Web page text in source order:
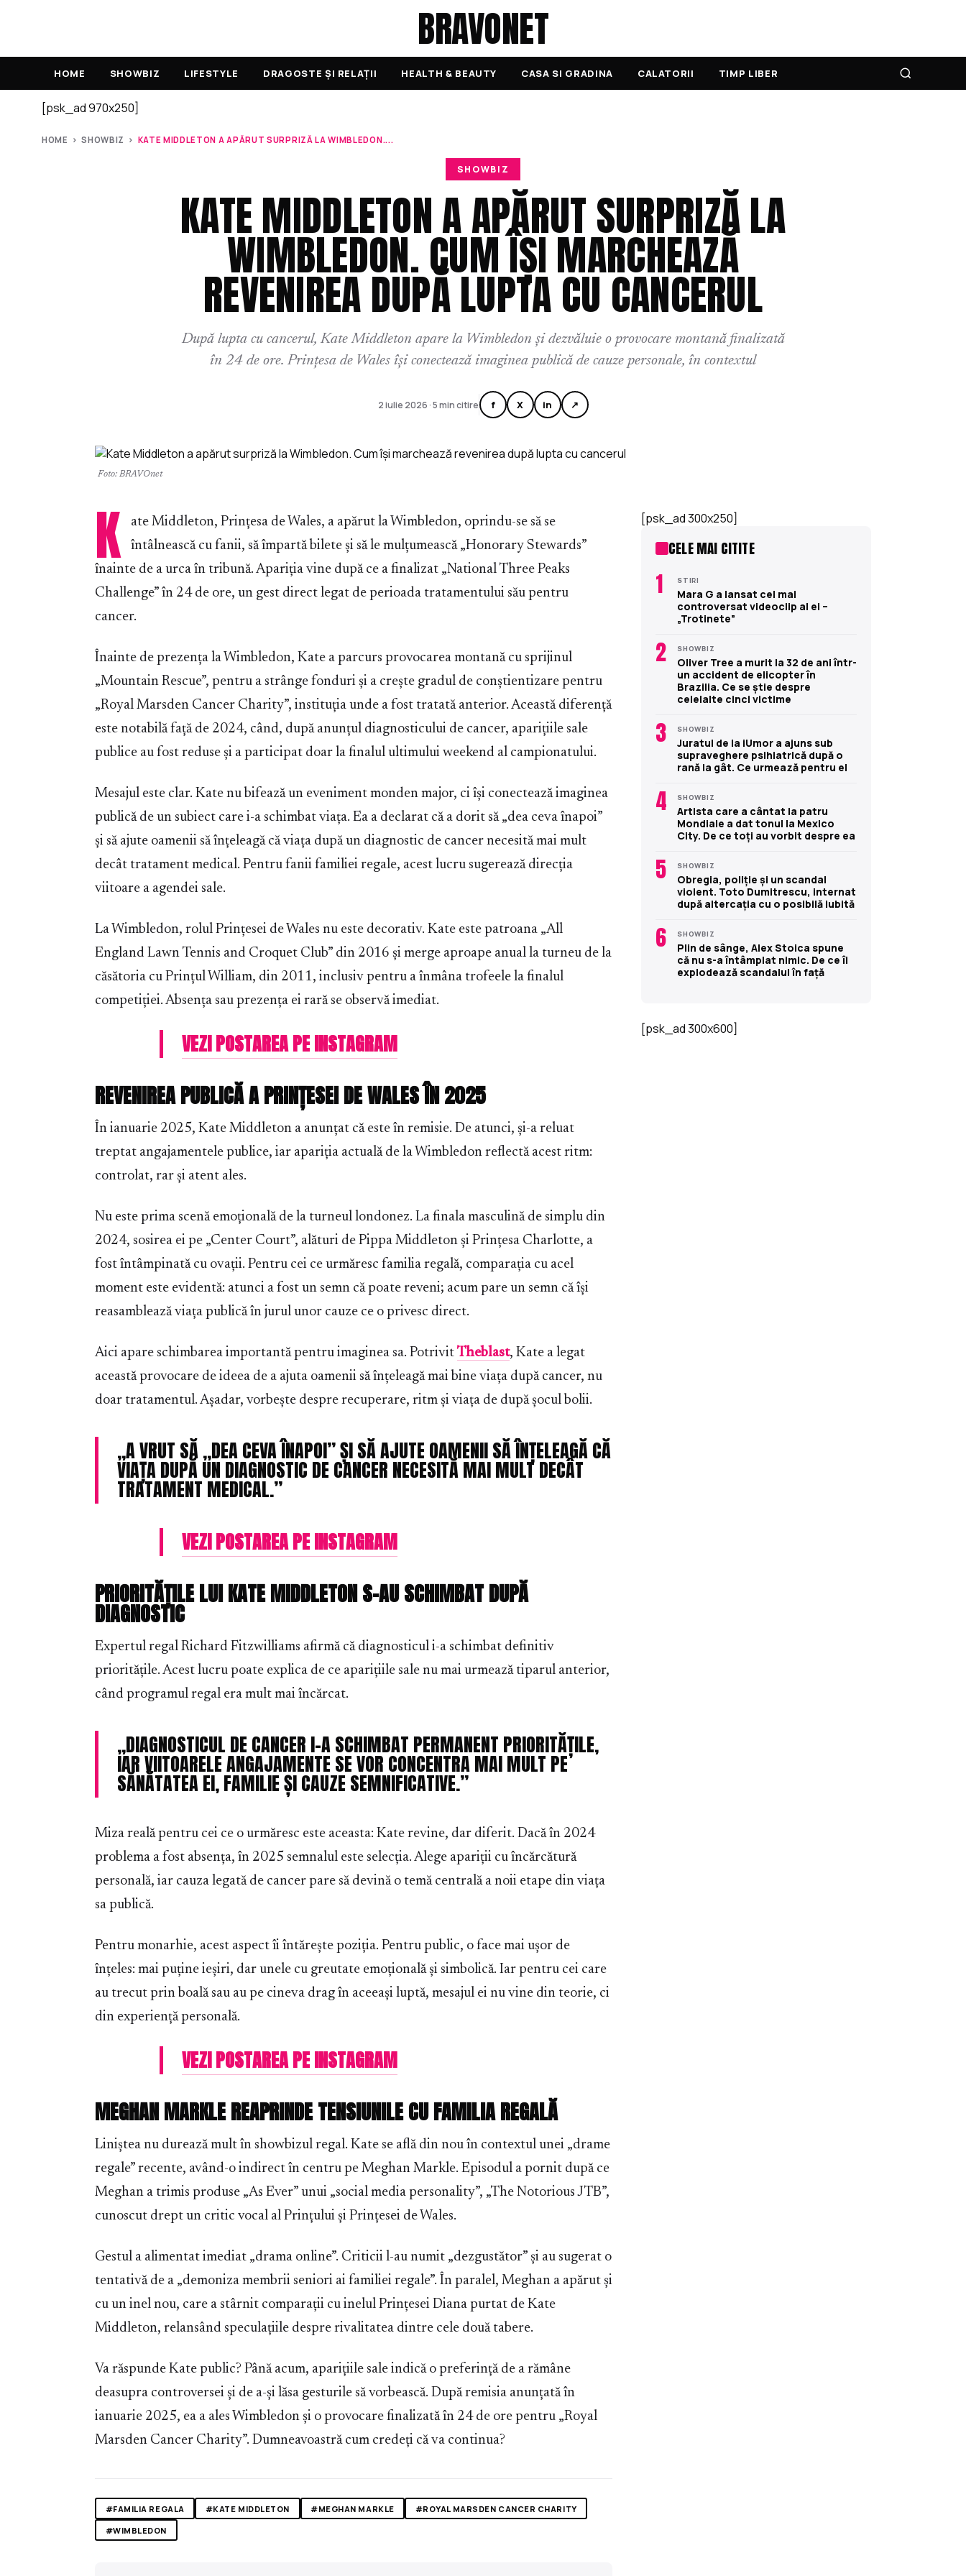
BRAVONET
HOME SHOWBIZ LIFESTYLE DRAGOSTE ȘI RELAȚII HEALTH & BEAUTY CASA SI GRADINA CALATORII TIMP LIBER
[psk_ad 970x250]
HOME ›SHOWBIZ › KATE MIDDLETON A APĂRUT SURPRIZĂ LA WIMBLEDON....
SHOWBIZ
KATE MIDDLETON A APĂRUT SURPRIZĂ LA
WIMBLEDON. CUM ÎȘI MARCHEAZĂ
REVENIREA DUPĂ LUPTA CU CANCERUL
După lupta cu cancerul, Kate Middleton apare la Wimbledon și dezvăluie o provocare montană finalizată
în 24 de ore. Prințesa de Wales își conectează imaginea publică de cauze personale, în contextul
2 iulie 2026 · 5 min citire f X in ↗
Foto: BRAVOnet
K
ate Middleton, Prințesa de Wales, a apărut la Wimbledon, oprindu-se să se
întâlnească cu fanii, să împartă bilete și să le mulțumească „Honorary Stewards”
înainte de a urca în tribună. Apariția vine după ce a finalizat „National Three Peaks
Challenge” în 24 de ore, un gest direct legat de perioada tratamentului său pentru
cancer.
Înainte de prezența la Wimbledon, Kate a parcurs provocarea montană cu sprijinul
„Mountain Rescue”, pentru a strânge fonduri și a crește gradul de conștientizare pentru
„Royal Marsden Cancer Charity”, instituția unde a fost tratată anterior. Această diferență
este notabilă față de 2024, când, după anunțul diagnosticului de cancer, aparițiile sale
publice au fost reduse și a participat doar la finalul ultimului weekend al campionatului.
Mesajul este clar. Kate nu bifează un eveniment monden major, ci își conectează imaginea
publică de un subiect care i-a schimbat viața. Ea a declarat că a dorit să „dea ceva înapoi”
și să ajute oamenii să înțeleagă că viața după un diagnostic de cancer necesită mai mult
decât tratament medical. Pentru fanii familiei regale, acest lucru sugerează direcția
viitoare a agendei sale.
La Wimbledon, rolul Prințesei de Wales nu este decorativ. Kate este patroana „All
England Lawn Tennis and Croquet Club” din 2016 și merge aproape anual la turneu de la
căsătoria cu Prințul William, din 2011, inclusiv pentru a înmâna trofeele la finalul
competiției. Absența sau prezența ei rară se observă imediat.
VEZI POSTAREA PE INSTAGRAM
REVENIREA PUBLICĂ A PRINȚESEI DE WALES ÎN 2025
În ianuarie 2025, Kate Middleton a anunțat că este în remisie. De atunci, și-a reluat
treptat angajamentele publice, iar apariția actuală de la Wimbledon reflectă acest ritm:
controlat, rar și atent ales.
Nu este prima scenă emoțională de la turneul londonez. La finala masculină de simplu din
2024, sosirea ei pe „Center Court”, alături de Pippa Middleton și Prințesa Charlotte, a
fost întâmpinată cu ovații. Pentru cei ce urmăresc familia regală, comparația cu acel
moment este evidentă: atunci a fost un semn că poate reveni; acum pare un semn că își
reasamblează viața publică în jurul unor cauze ce o privesc direct.
Aici apare schimbarea importantă pentru imaginea sa. Potrivit Theblast, Kate a legat
această provocare de ideea de a ajuta oamenii să înțeleagă mai bine viața după cancer, nu
doar tratamentul. Așadar, vorbește despre recuperare, ritm și viața de după șocul bolii.
„A VRUT SĂ „DEA CEVA ÎNAPOI” ȘI SĂ AJUTE OAMENII SĂ ÎNȚELEAGĂ CĂ
VIAȚA DUPĂ UN DIAGNOSTIC DE CANCER NECESITĂ MAI MULT DECÂT
TRATAMENT MEDICAL.”
VEZI POSTAREA PE INSTAGRAM
PRIORITĂȚILE LUI KATE MIDDLETON S-AU SCHIMBAT DUPĂ
DIAGNOSTIC
Expertul regal Richard Fitzwilliams afirmă că diagnosticul i-a schimbat definitiv
prioritățile. Acest lucru poate explica de ce aparițiile sale nu mai urmează tiparul anterior,
când programul regal era mult mai încărcat.
„DIAGNOSTICUL DE CANCER I-A SCHIMBAT PERMANENT PRIORITĂȚILE,
IAR VIITOARELE ANGAJAMENTE SE VOR CONCENTRA MAI MULT PE
SĂNĂTATEA EI, FAMILIE ȘI CAUZE SEMNIFICATIVE.”
Miza reală pentru cei ce o urmăresc este aceasta: Kate revine, dar diferit. Dacă în 2024
problema a fost absența, în 2025 semnalul este selecția. Alege apariții cu încărcătură
personală, iar cauza legată de cancer pare să devină o temă centrală a noii etape din viața
sa publică.
Pentru monarhie, acest aspect îi întărește poziția. Pentru public, o face mai ușor de
înțeles: mai puține ieșiri, dar unele cu greutate emoțională și simbolică. Iar pentru cei care
au trecut prin boală sau au pe cineva drag în aceeași luptă, mesajul ei nu vine din teorie, ci
din experiență personală.
VEZI POSTAREA PE INSTAGRAM
MEGHAN MARKLE REAPRINDE TENSIUNILE CU FAMILIA REGALĂ
Liniștea nu durează mult în showbizul regal. Kate se află din nou în contextul unei „drame
regale” recente, având-o indirect în centru pe Meghan Markle. Episodul a pornit după ce
Meghan a trimis produse „As Ever” unui „social media personality”, „The Notorious JTB”,
cunoscut drept un critic vocal al Prințului și Prințesei de Wales.
Gestul a alimentat imediat „drama online”. Criticii l-au numit „dezgustător” și au sugerat o
tentativă de a „demoniza membrii seniori ai familiei regale”. În paralel, Meghan a apărut și
cu un inel nou, care a stârnit comparații cu inelul Prințesei Diana purtat de Kate
Middleton, relansând speculațiile despre rivalitatea dintre cele două tabere.
Va răspunde Kate public? Până acum, aparițiile sale indică o preferință de a rămâne
deasupra controversei și de a-și lăsa gesturile să vorbească. După remisia anunțată în
ianuarie 2025, ea a ales Wimbledon și o provocare finalizată în 24 de ore pentru „Royal
Marsden Cancer Charity”. Dumneavoastră cum credeți că va continua?
#FAMILIA REGALA #KATE MIDDLETON #MEGHAN MARKLE
#ROYAL MARSDEN CANCER CHARITY
#WIMBLEDON
[psk_ad 300x250]
CELE MAI CITITE
1 STIRI
Mara G a lansat cel mai
controversat videoclip al ei –
„Trotinete”
2 SHOWBIZ
Oliver Tree a murit la 32 de ani într-
un accident de elicopter în
Brazilia. Ce se știe despre
celelalte cinci victime
3 SHOWBIZ
Juratul de la iUmor a ajuns sub
supraveghere psihiatrică după o
rană la gât. Ce urmează pentru el
4 SHOWBIZ
Artista care a cântat la patru
Mondiale a dat tonul la Mexico
City. De ce toți au vorbit despre ea
5 SHOWBIZ
Obregia, poliție și un scandal
violent. Toto Dumitrescu, internat
după altercația cu o posibilă iubită
6 SHOWBIZ
Plin de sânge, Alex Stoica spune
că nu s-a întâmplat nimic. De ce îi
explodează scandalul în față
[psk_ad 300x600]